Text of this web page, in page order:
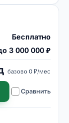
Бесплатно
3 000 000 ₽
базово 0 ₽/мес
Сравнить